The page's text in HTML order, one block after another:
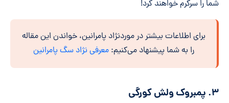
شما را سرگرم خواهند کرد!
برای اطلاعات بیشتر در موردنژاد پامرانین، خواندن این مقاله
را به شما پیشنهاد می‌کنیم:معرفی نژاد سگ پامرانین
۳. پمبروک ولش کورگی